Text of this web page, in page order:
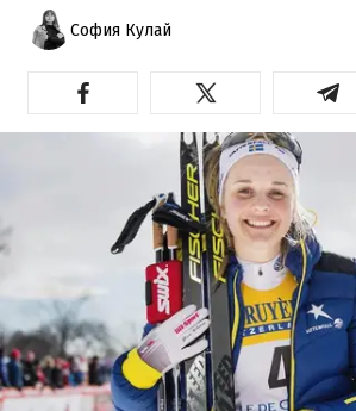
София Кулай